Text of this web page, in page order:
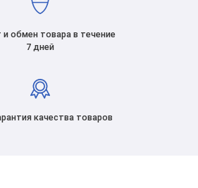
и обмен товара в течение
7 дней
качества товаров